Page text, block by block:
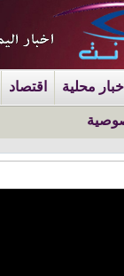
أخبار محلية اقتصاد